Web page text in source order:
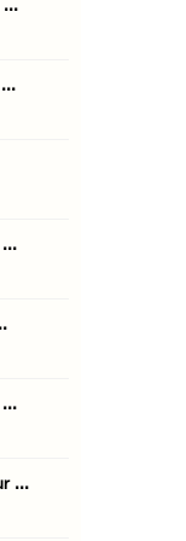
...
...